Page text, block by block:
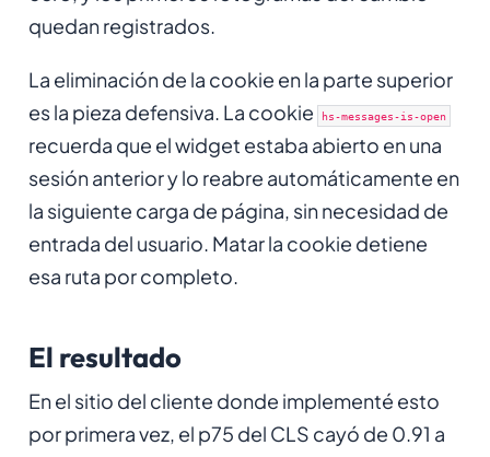
quedan registrados.
La eliminación de la cookie en la parte superior
es la pieza defensiva. La cookie
hs-messages-is-open
recuerda que el widget estaba abierto en una
sesión anterior y lo reabre automáticamente en
la siguiente carga de página, sin necesidad de
entrada del usuario. Matar la cookie detiene
esa ruta por completo.
El resultado
En el sitio del cliente donde implementé esto
por primera vez, el p75 del CLS cayó de 0.91 a